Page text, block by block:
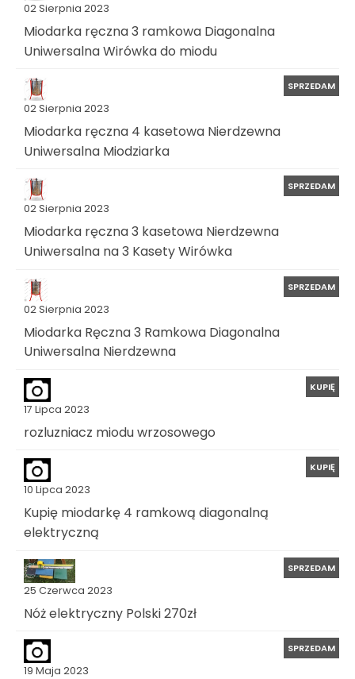
02 Sierpnia 2023
Miodarka ręczna 3 ramkowa Diagonalna
Uniwersalna Wirówka do miodu
02 Sierpnia 2023
SPRZEDAM
Miodarka ręczna 4 kasetowa Nierdzewna
Uniwersalna Miodziarka
02 Sierpnia 2023
SPRZEDAM
Miodarka ręczna 3 kasetowa Nierdzewna
Uniwersalna na 3 Kasety Wirówka
02 Sierpnia 2023
SPRZEDAM
Miodarka Ręczna 3 Ramkowa Diagonalna
Uniwersalna Nierdzewna
17 Lipca 2023
KUPIĘ
rozluzniacz miodu wrzosowego
10 Lipca 2023
KUPIĘ
Kupię miodarkę 4 ramkową diagonalną
elektryczną
25 Czerwca 2023
SPRZEDAM
Nóż elektryczny Polski 270zł
19 Maja 2023
SPRZEDAM